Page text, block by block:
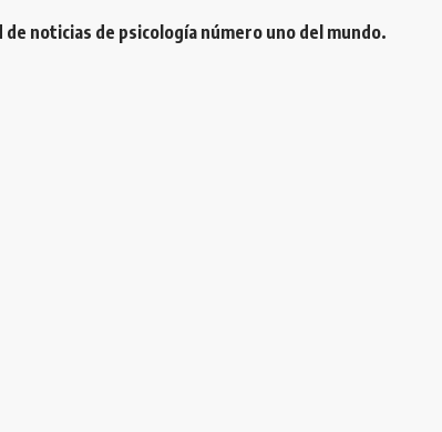
noticias de psicología número uno del mundo.